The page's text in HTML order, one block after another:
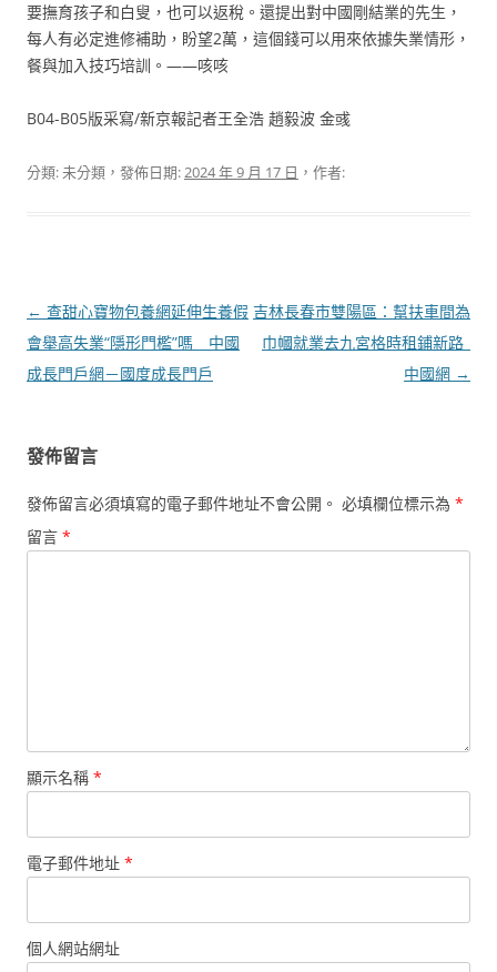
要撫育孩子和白叟，也可以返稅。還提出對中國剛結業的先生，
每人有必定進修補助，盼望2萬，這個錢可以用來依據失業情形，
餐與加入技巧培訓。——咳咳
B04-B05版采寫/新京報記者王全浩 趙毅波 金彧
分類: 未分類，發佈日期:2024 年 9 月 17 日 ，作者:
文
章
導
← 查甜心寶物包養網延伸生養假
會舉高失業“隱形門檻”嗎 _ 中國
成長門戶網－國度成長門戶
吉林長春市雙陽區：幫扶車間為
巾幗就業去九宮格時租鋪新路_
中國網 →
發佈留言
發佈留言必須填寫的電子郵件地址不會公開。 必填欄位標示為 *
留言 *
顯示名稱 *
電子郵件地址 *
個人網站網址